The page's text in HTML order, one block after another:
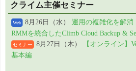
クライム主催セミナー
Web 8月26日（水） 運用の複雑化を解消
RMMを統合したClimb Cloud Backup &
セミナー 8月27日（木）
【オンライン】
基本編